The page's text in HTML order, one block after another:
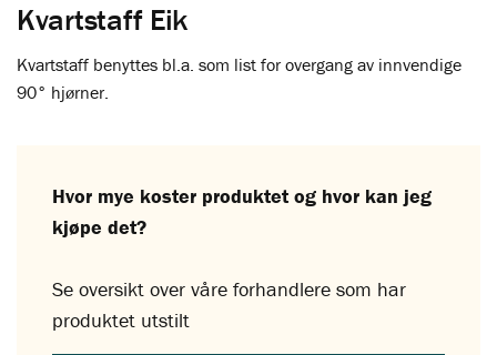
Kvartstaff benyttes bl.a. som list for overgang av innvendige
90° hjørner.
Hvor mye koster produktet og hvor kan jeg
kjøpe det?
Se oversikt over våre forhandlere som har
produktet utstilt
Kvartstaff Eik